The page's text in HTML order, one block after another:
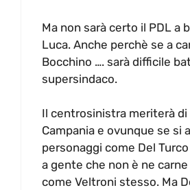
Ma non sarà certo il PDL a
Luca. Anche perchè se a
Bocchino …. sarà difficile
supersindaco.
Il centrosinistra meriterà di
Campania e ovunque se si
personaggi come Del
a gente che non è ne
come Veltroni stesso. Ma